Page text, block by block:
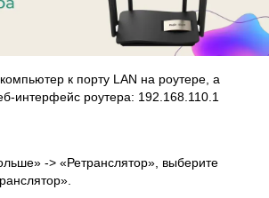
к порту LAN на роутере, а
интерфейс роутера: 192.168.110.1
-> «Ретранслятор», выберите